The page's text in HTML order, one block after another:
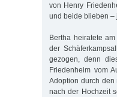
von Henry
und beide blieben –
Bertha heiratete
der
gezogen, denn
Friedenheim vom
Adoption durch den
nach der Hochzeit